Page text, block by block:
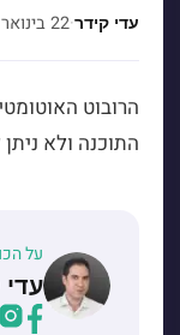
עדי קידר·22 בינואר 2025
הרובוט
התוכנה ולא
על
עדי